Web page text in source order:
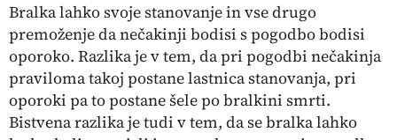
Bralka lahko svoje stanovanje in vse drugo
premoženje da nečakinji bodisi s pogodbo bodisi
oporoko. Razlika je v tem, da pri pogodbi nečakinja
praviloma takoj postane lastnica stanovanja, pri
oporoki pa to postane šele po bralkini smrti.
Bistvena razlika je tudi v tem, da se bralka lahko